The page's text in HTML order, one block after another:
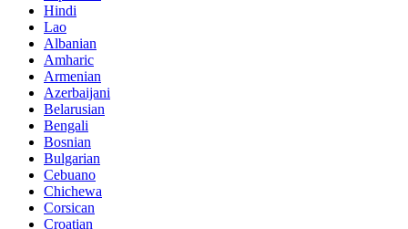
Hindi
Lao
Albanian
Amharic
Armenian
Azerbaijani
Belarusian
Bengali
Bosnian
Bulgarian
Cebuano
Chichewa
Corsican
Croatian